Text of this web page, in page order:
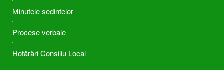
Minutele sedintelor
Procese verbale
Hotărâri Consiliu Local